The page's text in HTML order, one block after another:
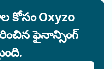
Oxyzo
ఫైనాన్సింగ్